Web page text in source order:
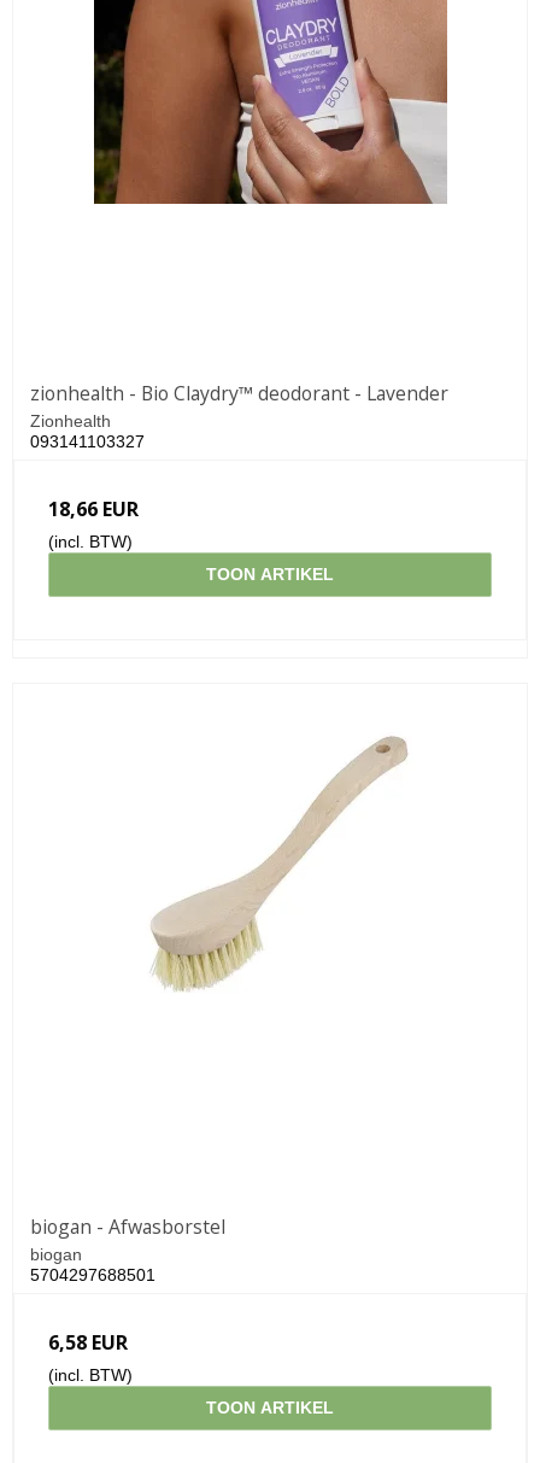
zionhealth - Bio Claydry™ deodorant - Lavender
Zionhealth
093141103327
18,66 EUR
(incl. BTW)
TOON ARTIKEL
biogan - Afwasborstel
biogan
5704297688501
6,58 EUR
(incl. BTW)
TOON ARTIKEL